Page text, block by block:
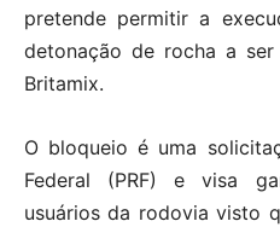
pretende permitir a
detonação de rocha a
Britamix.
O bloqueio é uma
Federal (PRF) e visa
usuários da rodovia visto